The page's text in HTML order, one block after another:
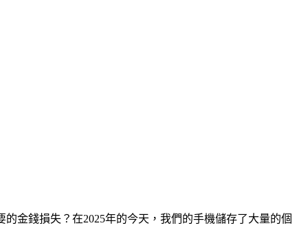
金錢損失？在2025年的今天，我們的手機儲存了大量的個